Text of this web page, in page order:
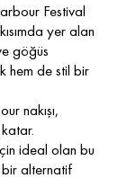
Festival
yer alan
göğüs
hem de stil bir
nakışı,
ideal olan bu
bir alternatif